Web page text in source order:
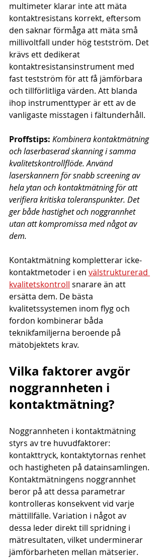
multimeter klarar inte att mäta
kontaktresistans korrekt, eftersom
den saknar förmåga att mäta små
millivoltfall under hög testström. Det
krävs ett dedikerat
kontaktresistansinstrument med
fast testström för att få jämförbara
och tillförlitliga värden. Att blanda
ihop instrumenttyper är ett av de
vanligaste misstagen i fältunderhåll.
Proffstips: Kombinera kontaktmätning
och laserbaserad skanning i samma
kvalitetskontrollflöde. Använd
laserskannern för snabb screening av
hela ytan och kontaktmätning för att
verifiera kritiska toleranspunkter. Det
ger både hastighet och noggrannhet
utan att kompromissa med något av
dem.
Kontaktmätning kompletterar icke-
kontaktmetoder i en välstrukturerad
kvalitetskontroll snarare än att
ersätta dem. De bästa
kvalitetssystemen inom flyg och
fordon kombinerar båda
teknikfamiljerna beroende på
mätobjektets krav.
Vilka faktorer avgör
noggrannheten i
kontaktmätning?
Noggrannheten i kontaktmätning
styrs av tre huvudfaktorer:
kontakttryck, kontaktytornas renhet
och hastigheten på datainsamlingen.
Kontaktmätningens noggrannhet
beror på att dessa parametrar
kontrolleras konsekvent vid varje
mättillfälle. Variation i något av
dessa leder direkt till spridning i
mätresultaten, vilket underminerar
jämförbarheten mellan mätserier.